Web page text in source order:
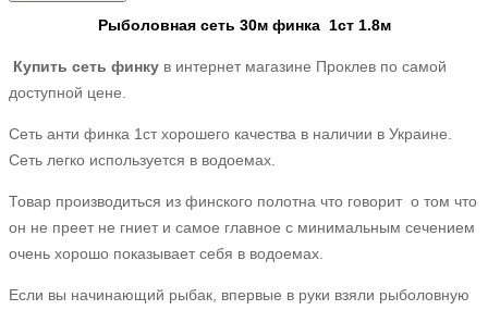
Рыболовная сеть 30м финка 1ст 1.8м
Купить сеть финку в интернет магазине Проклев по самой
доступной цене.
Сеть анти финка 1ст хорошего качества в наличии в Украине.
Сеть легко используется в водоемах.
Товар производиться из финского полотна что говорит о том что
он не преет не гниет и самое главное с минимальным сечением
очень хорошо показывает себя в водоемах.
Если вы начинающий рыбак, впервые в руки взяли рыболовную